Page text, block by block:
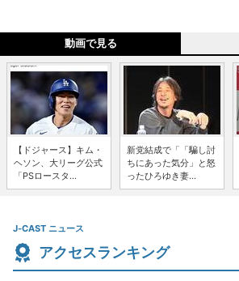
動画で見る
【ドジャース】キム・
ヘソン、大リーグ公式
「PSロースタ...
新党結成で「「騙し討
ちにあった気分」と怒
ったひろゆき妻...
J-CAST ニュース
アクセスランキング